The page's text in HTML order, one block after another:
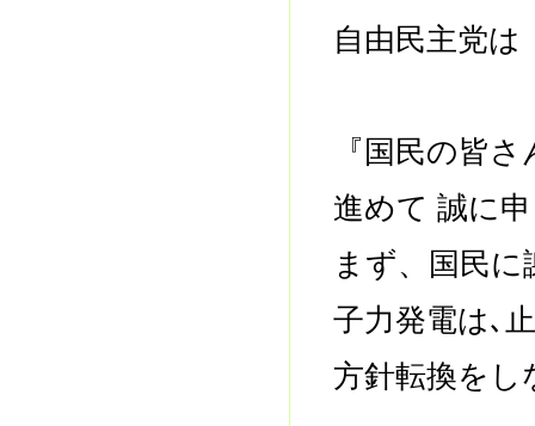
自由民主党は
『国民の皆
進めて 誠に
まず、国民
子力発電は､
方針転換をし